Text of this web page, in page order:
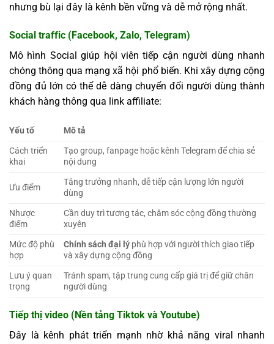
nhưng bù lại đây là kênh bền vững và dễ mở rộng nhất.
Social traffic (Facebook, Zalo, Telegram)
Mô hình Social giúp hội viên tiếp cận người dùng nhanh
chóng thông qua mạng xã hội phổ biến. Khi xây dựng cộng
đồng đủ lớn có thể dễ dàng chuyển đổi người dùng thành
khách hàng thông qua link affiliate:
Yếu tố
Mô tả
Cách triển
khai
Tạo group, fanpage hoặc kênh Telegram để chia sẻ
nội dung
Ưu điểm
Tăng trưởng nhanh, dễ tiếp cận lượng lớn người
dùng
Nhược
điểm
Cần duy trì tương tác, chăm sóc cộng đồng thường
xuyên
Mức độ phù
hợp
Chính sách đại lý phù hợp với người thích giao tiếp
và xây dựng cộng đồng
Lưu ý quan
trọng
Tránh spam, tập trung cung cấp giá trị để giữ chân
người dùng
Tiếp thị video (Nền tảng Tiktok và Youtube)
Đây là kênh phát triển mạnh nhờ khả năng viral nhanh